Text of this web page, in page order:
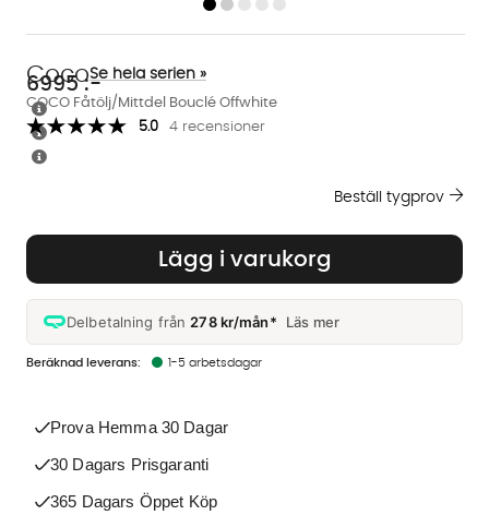
COCO Fåtölj/Mittdel Bouclé Offwhite
CocoSe hela serien »
5.0 4 recensioner
6995:-
Lägg i varukorg
Delbetalning från278 kr/mån* Läs mer
1-5 arbetsdagar
Beställ tygprov
Prova Hemma 30 Dagar
30 Dagars Prisgaranti
365 Dagars Öppet Köp